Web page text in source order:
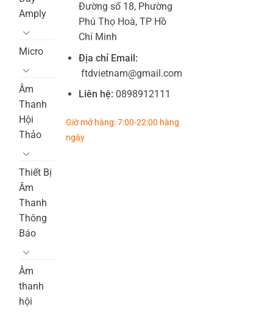
Amply
Micro
Âm
Thanh
Hội
Thảo
Thiết Bị
Âm
Thanh
Thông
Báo
Âm
thanh
hội
Đường số 18, Phường
Phú Thọ Hoà, TP Hồ
Chí Minh
Địa chỉ Email:
ftdvietnam@gmail.com
Liên hệ: 0898912111
Giờ mở hàng: 7:00-22:00 hàng
ngày